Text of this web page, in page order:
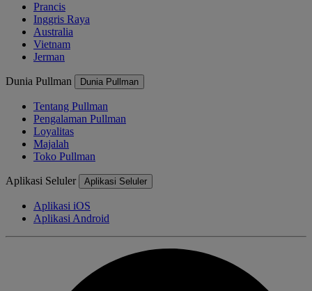
Prancis
Inggris Raya
Australia
Vietnam
Jerman
Dunia Pullman Dunia Pullman
Tentang Pullman
Pengalaman Pullman
Loyalitas
Majalah
Toko Pullman
Aplikasi Seluler Aplikasi Seluler
Aplikasi iOS
Aplikasi Android